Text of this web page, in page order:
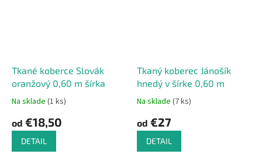
Tkané koberce Slovák
oranžový 0,60 m šírka
Na sklade (1 ks)
od €18,50
DETAIL
Tkaný koberec Jánošík
hnedý v šírke 0,60 m
Na sklade (7 ks)
od €27
DETAIL